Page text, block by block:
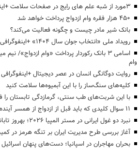
3مورد از شبه علم های رایج در صفحات سلامت +اینفوگرافی
۴۵۰ هزار فقره وام ازدواج پرداخت خواهد شد
بانک شیر مادر چیست و چگونه فعالیت می‌کند؟
رویداد ملی «انتخاب جوان سال ۱۴۰۴» +اینفوگرافی
اسامی ۳ بانک رکوردار پرداخت «وام
وام
روایت دوگانگی انسان در عصر دیجیتال +اینفوگرافی
کلیه‌های سنگ‌ساز را با این آبمیوه‌ها سلامت کنید
با این شربت‌های طب سنتی، گرمازدگی تابستان را
۱۱ سوال کلیدی که باید قبل از ازدواج از همسر آینده‌تان بپرسید +اینفوگرافی
نبرد دو غول ایرانی در مستر المپیا ۲۰۲۶؛ بهروز تابانی شگفتی‌ساز می‌شود؟
آغاز بررسی طرح مدیریت ایران بر تنگه هرمز در
بحران مهاجران در اسپانیا؛ دست‌های پنهان